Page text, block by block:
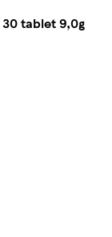
tablet 9,0g